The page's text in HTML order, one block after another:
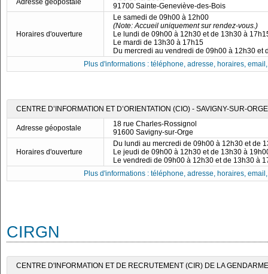
Adresse géopostale
91700 Sainte-Geneviève-des-Bois
Horaires d'ouverture
Le samedi de 09h00 à 12h00
(Note: Accueil uniquement sur rendez-vous.)
Le lundi de 09h00 à 12h30 et de 13h30 à
Le mardi de 13h30 à 17h15
Du mercredi au vendredi de 09h00 à 12h30 et
Plus d'informations : téléphone, adresse, horaires,
CENTRE D’INFORMATION ET D’ORIENTATION (CIO) - SAVIGNY-SUR-ORGE
Adresse géopostale
18 rue Charles-Rossignol
91600 Savigny-sur-Orge
Horaires d'ouverture
Du lundi au mercredi de 09h00 à 12h30 et de
Le jeudi de 09h00 à 12h30 et de 13h30 à
Le vendredi de 09h00 à 12h30 et de 13h30 à
Plus d'informations : téléphone, adresse, horaires,
CIRGN
CENTRE D'INFORMATION ET DE RECRUTEMENT (CIR) DE LA